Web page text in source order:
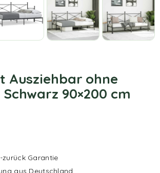
Ausziehbar ohne
90×200 cm
zurück Garantie
aus Deutschland